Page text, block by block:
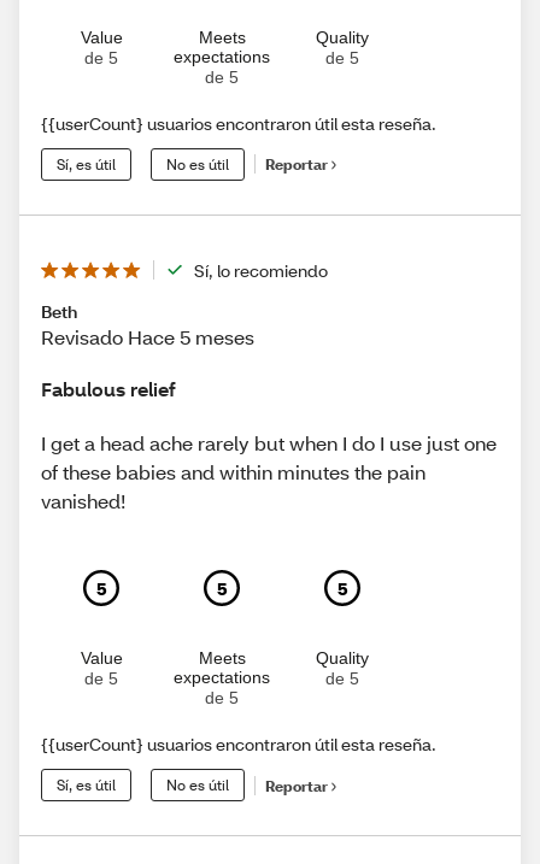
Value
de 5
Meets
expectations
de 5
Quality
de 5
{{userCount} usuarios encontraron útil esta reseña.
Sí, es útil No es útil Reportar
Sí, lo recomiendo
Beth
Revisado Hace 5 meses
Fabulous relief
I get a head ache rarely but when I do I use just one
of these babies and within minutes the pain
vanished!
5
Value
de 5
5
Meets
expectations
de 5
5
Quality
de 5
{{userCount} usuarios encontraron útil esta reseña.
Sí, es útil No es útil Reportar